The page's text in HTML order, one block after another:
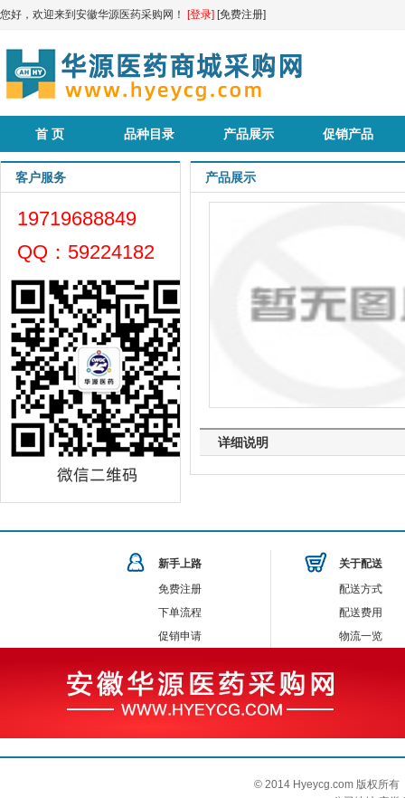
您好，欢迎来到安徽华源医药采购网！ [登录] [免费注册]
首 页 品种目录 产品展示 促销产品
客户服务
19719688849
QQ：59224182
产品展示
详细说明
新手上路
免费注册
下单流程
促销申请
关于配送
配送方式
配送费用
物流一览
© 2014 Hyeycg.com 版权所有